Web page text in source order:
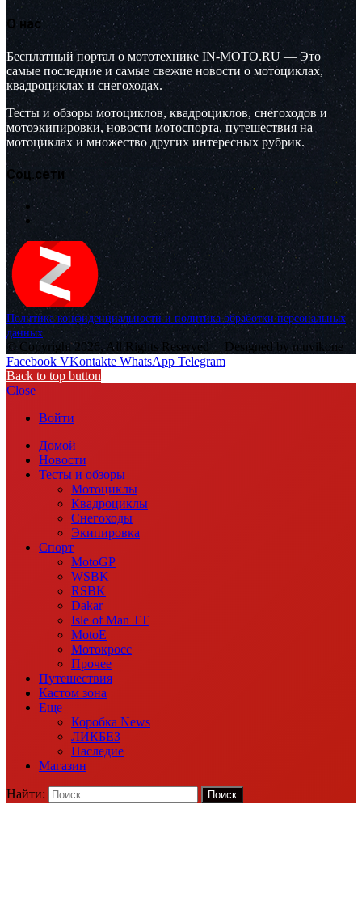
О нас
Бесплатный портал о мототехнике IN-MOTO.RU — Это
самые последние и самые свежие новости о мотоциклах,
квадроциклах и снегоходах.
Тесты и обзоры мотоциклов, квадроциклов, снегоходов и
мотоэкипировки, новости мотоспорта, путешествия на
мотоциклах и множество других интересных рубрик.
Соц.сети
Политика конфиденциальности и политика обработки персональных
данных
© Copyright 2026, All Rights Reserved |
Designed by muvikone
Facebook VKontakte WhatsApp Telegram
Back to top button
Close
Войти
Домой
Новости
Тесты и обзоры
Мотоциклы
Квадроциклы
Снегоходы
Экипировка
Спорт
MotoGP
WSBK
RSBK
Dakar
Isle of Man TT
MotoE
Мотокросс
Прочее
Путешествия
Кастом зона
Еще
Коробка News
ЛИКБЕЗ
Наследие
Магазин
Найти: